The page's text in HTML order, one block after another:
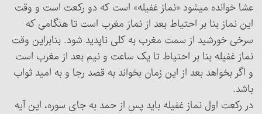
عشا خوانده می‏شود «نماز غفیله» است که دو رکعت است و وقت
این نماز بنا بر احتیاط بعد از نماز مغرب است تا هنگامی که
سرخی خورشید از سمت مغرب به کلی ناپدید شود. بنابراین وقت
نماز غفیله بنا بر احتیاط تا یک ساعت و نیم بعد از مغرب است
و اگر بخواهد بعد از این زمان بخواند به قصد رجا و به امید ثواب
باشد.
در رکعت اول نماز غفیله باید پس از حمد به جای سوره، این آیه